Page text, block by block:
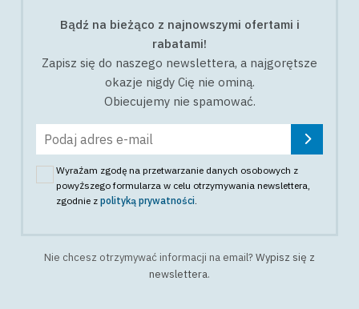
Bądź na bieżąco z najnowszymi ofertami i
rabatami!
Zapisz się do naszego newslettera, a najgorętsze
okazje nigdy Cię nie ominą.
Obiecujemy nie spamować.
Wyrażam zgodę na przetwarzanie danych osobowych z
powyższego formularza w celu otrzymywania newslettera,
zgodnie z polityką prywatności.
Nie chcesz otrzymywać informacji na email?Wypisz się z
newslettera.